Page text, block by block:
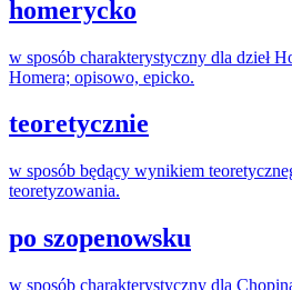
homerycko
w sposób charakterystyczny dla dzieł
Homera; opisowo, epicko.
teoretycznie
w sposób będący wynikiem
teoretyzowania.
po szopenowsku
w sposób charakterystyczny dla